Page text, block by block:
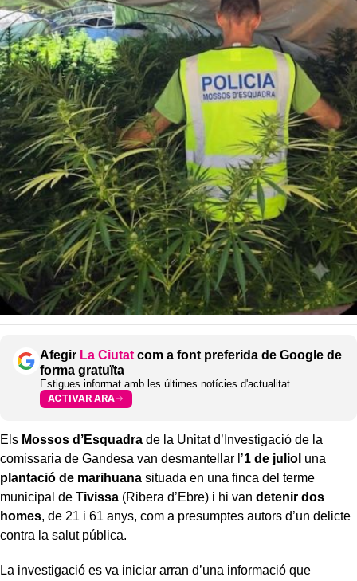
Afegir La Ciutat com a font preferida de Google de
forma gratuïta
Estigues informat amb les últimes notícies d'actualitat
ACTIVAR ARA
Els Mossos d’Esquadra de la Unitat d’Investigació de la
comissaria de Gandesa van desmantellar l’1 de juliol una
plantació de marihuana situada en una finca del terme
municipal de Tivissa (Ribera d’Ebre) i hi van detenir dos
homes, de 21 i 61 anys, com a presumptes autors d’un delicte
contra la salut pública.
La investigació es va iniciar arran d’una informació que